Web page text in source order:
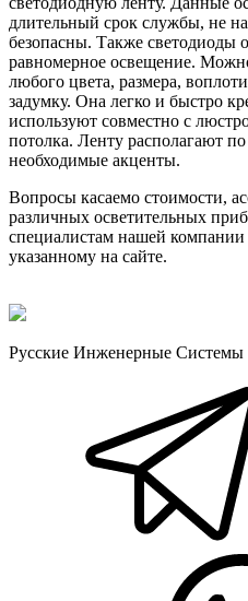
длительный срок службы, не
безопасны. Также светодиоды
равномерное освещение.
любого цвета, размера,
задумку. Она легко и быстро
используют совместно с
потолка. Ленту располагают по
необходимые акценты.
Вопросы касаемо стоимости,
различных осветительных
специалистам нашей компании
указанному на сайте.
Русские Инженерные Системы